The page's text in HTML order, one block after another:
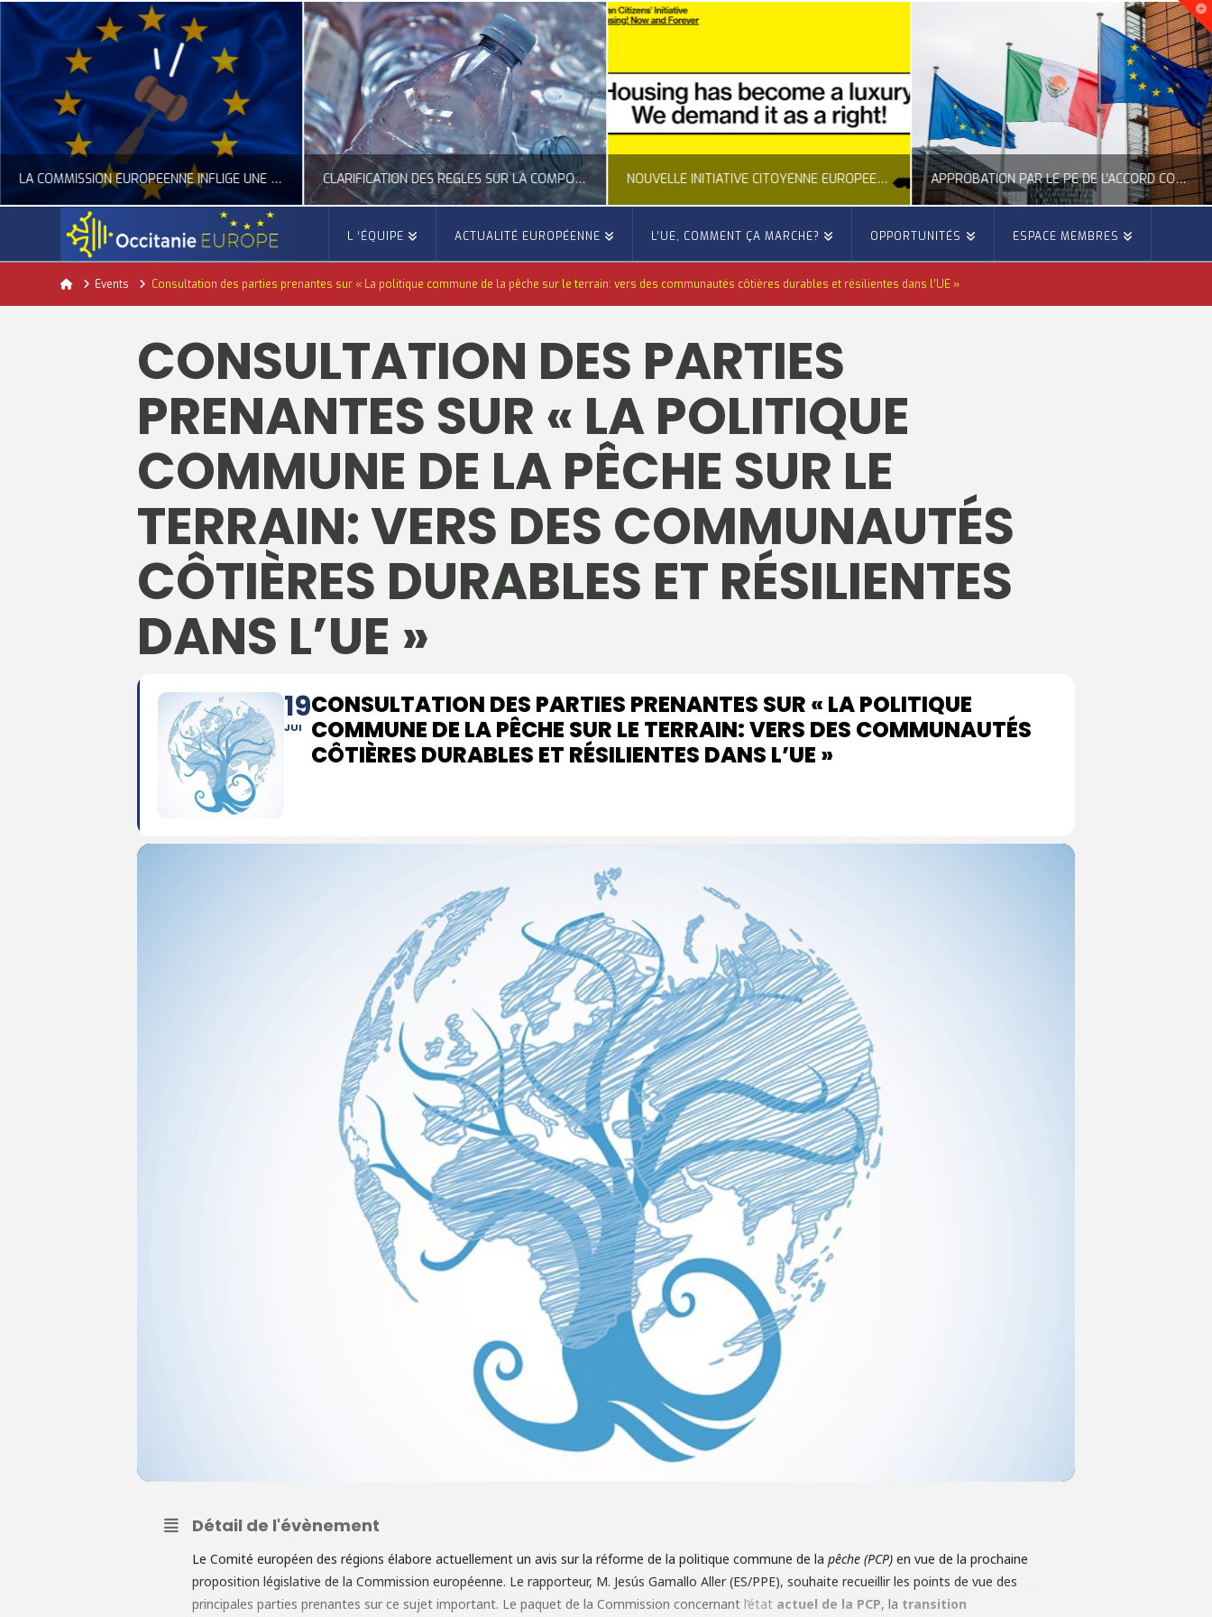
LA COMMISSION EUROPÉENNE INFLIGE UNE AMENDE RECORD À GOOGLE
ACTUALITÉ DE L'UNION EUROPÉENNE, ACTUALITÉ DE LA REPRÉSENTATION D’OCCITANIE EUROPE, NUMÉRIQUE- DIGITAL
JUILLET 24, 2026
CLARIFICATION DES RÈGLES SUR LA COMPOSITION DES BOUTEILLES PLASTIQUES
ACTUALITÉ DE L'UNION EUROPÉENNE, ACTUALITÉ DE LA REPRÉSENTATION D’OCCITANIE EUROPE, ECONOMIE CIRCULAIRE, ÉNERGIE - ENVIRONNEMENT - CLIMAT
JUILLET 24, 2026
NOUVELLE INITIATIVE CITOYENNE EUROPÉENNE SUR LE LOGEMENT
ACTUALITÉ DE L'UNION EUROPÉENNE, ACTUALITÉ DE LA REPRÉSENTATION D’OCCITANIE EUROPE, CITOYENNETÉ, LOGEMENT
JUILLET 24, 2026
APPROBATION PAR LE PE DE L’ACCORD COMMERCIAL ENTRE L’UE ET LE MEXIQUE
ACTION EXTÉRIEURE, ACTUALITÉ DE L'UNION EUROPÉENNE
L ‘ÉQUIPE ACTUALITÉ EUROPÉENNE L’UE, COMMENT ÇA MARCHE? OPPORTUNITÉS ESPACE MEMBRES
HomeEvents Consultation des parties prenantes sur « La politique commune de la pêche sur le terrain: vers des communautés côtières durables et résilientes dans l’UE »
CONSULTATION DES PARTIES
PRENANTES SUR « LA POLITIQUE
COMMUNE DE LA PÊCHE SUR LE
TERRAIN: VERS DES COMMUNAUTÉS
CÔTIÈRES DURABLES ET RÉSILIENTES
DANS L’UE »
19
JUI
CONSULTATION DES PARTIES PRENANTES SUR « LA POLITIQUE
COMMUNE DE LA PÊCHE SUR LE TERRAIN: VERS DES COMMUNAUTÉS
CÔTIÈRES DURABLES ET RÉSILIENTES DANS L’UE »
Détail de l'évènement
Le Comité européen des régions élabore actuellement un avis sur la réforme de la politique commune de la pêche (PCP) en vue de la prochaine
proposition législative de la Commission européenne. Le rapporteur, M. Jesús Gamallo Aller (ES/PPE), souhaite recueillir les points de vue des
principales parties prenantes sur ce sujet important. Le paquet de la Commission concernant l’état actuel de la PCP, la transition